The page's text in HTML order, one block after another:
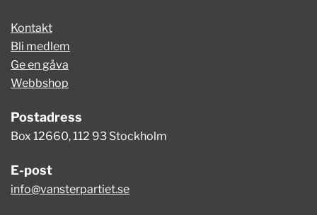
Kontakt
Bli medlem
Ge en gåva
Webbshop
Postadress
Box 12660, 112 93 Stockholm
E-post
info@vansterpartiet.se